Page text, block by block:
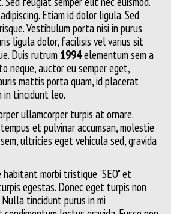
Etiam id dolor ligula. Sed
Vestibulum porta nisi in purus
ligula dolor, facilisis vel varius sit
Duis rutrum 1994elementum sem a
neque, auctor eu semper eget,
mattis porta quam, id placerat
in tincidunt leo.
ullamcorper turpis at ornare.
et pulvinar accumsan, molestie
ultricies eget vehicula sed, gravida
morbi tristique "SEO" et
egestas. Donec eget turpis non
Nulla tincidunt purus in mi